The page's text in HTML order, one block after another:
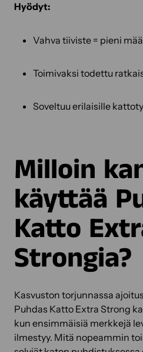
Hyödyt:
Vahva tiiviste = pieni
Toimivaksi todettu
Soveltuu erilaisille
Milloin
käyttää
Katto
Strongia?
Kasvuston torjunnassa
Puhdas Katto Extra Strong
kun ensimmäisiä merkkejä
ilmestyy. Mitä nopeammin